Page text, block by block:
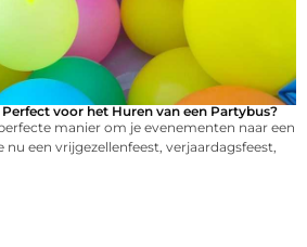
voor het Huren van een Partybus?
manier om je evenementen naar een
nu een vrijgezellenfeest, verjaardagsfeest,